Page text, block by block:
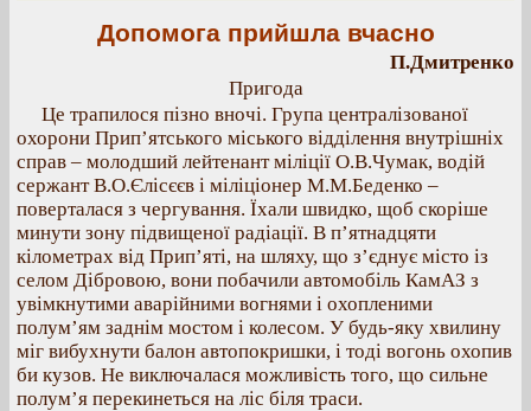
Допомога прийшла вчасно
П.Дмитренко
Пригода
Це трапилося пізно вночі. Група централізованої
охорони Прип’ятського міського відділення внутрішніх
справ – молодший лейтенант міліції О.В.Чумак, водій
сержант В.О.Єлісєєв і міліціонер М.М.Беденко –
поверталася з чергування. Їхали швидко, щоб скоріше
минути зону підвищеної радіації. В п’ятнадцяти
кілометрах від Прип’яті, на шляху, що з’єднує місто із
селом Дібровою, вони побачили автомобіль КамАЗ з
увімкнутими аварійними вогнями і охопленими
полум’ям заднім мостом і колесом. У будь-яку хвилину
міг вибухнути балон автопокришки, і тоді вогонь охопив
би кузов. Не виключалася можливість того, що сильне
полум’я перекинеться на ліс біля траси.